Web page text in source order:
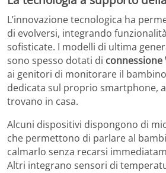
L’innovazione tecnologica ha
di evolversi, integrando
sofisticate. I modelli di ultima
sono spesso dotati di connessione
ai genitori di monitorare il
dedicata sul proprio smartphone,
trovano in casa.
Alcuni dispositivi dispongono di
che permettono di parlare al
calmarlo senza recarsi
Altri integrano sensori di